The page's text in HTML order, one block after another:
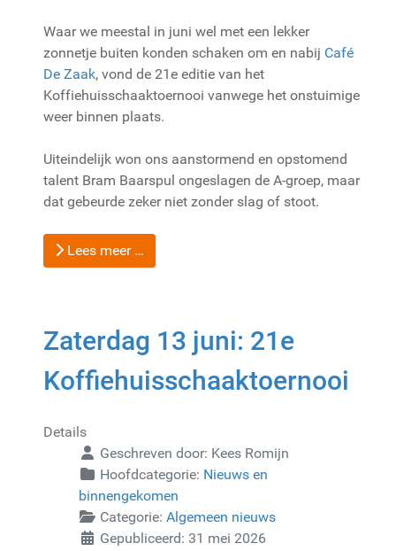
Waar we meestal in juni wel met een lekker
zonnetje buiten konden schaken om en nabij Café
De Zaak, vond de 21e editie van het
Koffiehuisschaaktoernooi vanwege het onstuimige
weer binnen plaats.
Uiteindelijk won ons aanstormend en opstomend
talent Bram Baarspul ongeslagen de A-groep, maar
dat gebeurde zeker niet zonder slag of stoot.
Lees meer …
Zaterdag 13 juni: 21e
Koffiehuisschaaktoernooi
Details
Geschreven door: Kees Romijn
Hoofdcategorie: Nieuws en
binnengekomen
Categorie: Algemeen nieuws
Gepubliceerd: 31 mei 2026